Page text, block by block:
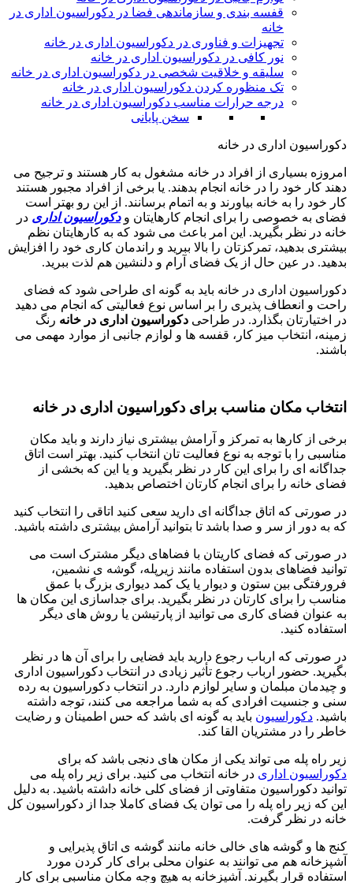
قفسه بندی و سازماندهی فضا در دکوراسیون اداری در
خانه
تجهیزات و فناوری در دکوراسیون اداری در خانه
نور کافی در دکوراسیون اداری در خانه
سلیقه و خلاقیت شخصی در دکوراسیون اداری در خانه
تک منظوره کردن دکوراسیون اداری در خانه
درجه حرارات مناسب دکوراسیون اداری در خانه
سخن پایانی
دکوراسیون اداری در خانه
امروزه بسیاری از افراد در خانه مشغول به کار هستند و ترجیح می
دهند کار خود را در خانه انجام بدهند. یا برخی از افراد مجبور هستند
کار خود را به خانه بیاورند و به اتمام برسانند. از این رو بهتر است
فضای به خصوصی را برای انجام کارهایتان ودکوراسیون اداری در
خانه در نظر بگیرید. این امر باعث می شود که به کارهایتان نظم
بیشتری بدهید، تمرکزتان را بالا ببرید و راندمان کاری خود را افزایش
بدهید. در عین حال از یک فضای آرام و دلنشین هم لذت ببرید.
دکوراسیون اداری در خانه باید به گونه ای طراحی شود که فضای
راحت و انعطاف پذیری را بر اساس نوع فعالیتی که انجام می دهید
در اختیارتان بگذارد. در طراحی دکوراسیون اداری در خانه رنگ
زمینه، انتخاب میز کار، قفسه ها و لوازم جانبی از موارد مهمی می
باشند.
انتخاب مکان مناسب برای دکوراسیون اداری در خانه
برخی از کارها به تمرکز و آرامش بیشتری نیاز دارند و باید مکان
مناسبی را با توجه به نوع فعالیت تان انتخاب کنید. بهتر است اتاق
جداگانه ای را برای این کار در نظر بگیرید و یا این که بخشی از
فضای خانه را برای انجام کارتان اختصاص بدهید.
در صورتی که اتاق جداگانه ای دارید سعی کنید اتاقی را انتخاب کنید
که به دور از سر و صدا باشد تا بتوانید آرامش بیشتری داشته باشید.
در صورتی که فضای کاریتان با فضاهای دیگر مشترک است می
توانید فضاهای بدون استفاده مانند زیرپله، گوشه ی نشمین،
فرورفتگی بین ستون و دیوار یا یک کمد دیواری بزرگ با عمق
مناسب را برای کارتان در نظر بگیرید. برای جداسازی این مکان ها
به عنوان فضای کاری می توانید از پارتیشن یا روش های دیگر
استفاده کنید.
در صورتی که ارباب رجوع دارید باید فضایی را برای آن ها در نظر
بگیرید. حضور ارباب رجوع تأثیر زیادی در انتخاب دکوراسیون اداری
و چیدمان مبلمان و سایر لوازم دارد. در انتخاب دکوراسیون به رده
سنی و جنسیت افرادی که به شما مراجعه می کنند، توجه داشته
باشید. دکوراسیون باید به گونه ای باشد که حس اطمینان و رضایت
خاطر را در مشتریان القا کند.
زیر راه پله می تواند یکی از مکان های دنجی باشد که برای
دکوراسیون اداری در خانه انتخاب می کنید. برای زیر راه پله می
توانید دکوراسیون متفاوتی از فضای کلی خانه داشته باشید. به دلیل
این که زیر راه پله را می توان یک فضای کاملا جدا از دکوراسیون کل
خانه در نظر گرفت.
کنج ها و گوشه های خالی خانه مانند گوشه ی اتاق پذیرایی و
آشپزخانه هم می توانند به عنوان محلی برای کار کردن مورد
استفاده قرار بگیرند. آشپزخانه به هیچ وجه مکان مناسبی برای کار